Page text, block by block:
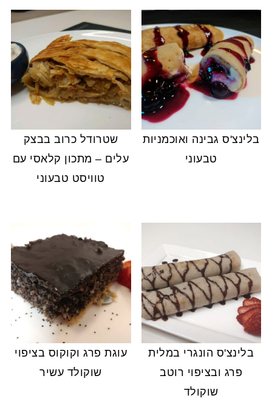
בלינצ'ס גבינה ואוכמניות
טבעוני
שטרודל כרוב בבצק
עלים – מתכון קלאסי עם
טוויסט טבעוני
בלינצ'ס הונגרי במלית
פרג ובציפוי רוטב
שוקולד
עוגת פרג וקוקוס בציפוי
שוקולד עשיר